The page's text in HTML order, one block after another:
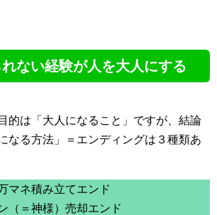
ない経験が人を大人にする
的は「大人になること」ですが、結論
なる方法」＝エンディングは３種類あ
マネ積み立てエンド
（＝神様）売却エンド